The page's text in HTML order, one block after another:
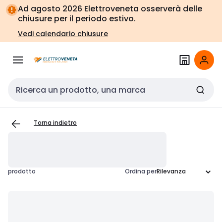
Vai alla
navigazione
Vai
alla
pagina
Ad agosto 2026 Elettroveneta osserverà delle
chiusure per il periodo estivo.
Vedi calendario chiusure
Cerca input
Torna indietro
prodotto Ordina per